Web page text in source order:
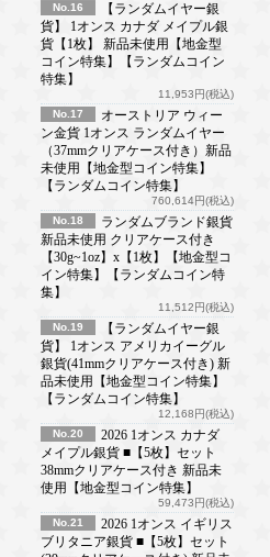
No.16
【ランダムイヤー銀
貨】 1オンス カナダ メイプル銀
貨【1枚】 新品未使用【地金型
コイン特集】【ランダムコイン
特集】
11,953円(税込)
No.17
オーストリア ウィー
ン金貨 1オンス ランダムイヤー
（37mmクリアケース付き）新品
未使用【地金型コイン特集】
【ランダムコイン特集】
760,614円(税込)
No.18
ランダムブランド銀貨
新品未使用 クリアケース付き
【30g~1oz】x【1枚】【地金型コ
イン特集】【ランダムコイン特
集】
11,512円(税込)
No.19
【ランダムイヤー銀
貨】 1オンス アメリカイーグル
銀貨(41mmクリアケース付き) 新
品未使用【地金型コイン特集】
【ランダムコイン特集】
12,168円(税込)
No.20
2026 1オンス カナダ
メイプル銀貨 ■【5枚】セット
38mmクリアケース付き 新品未
使用【地金型コイン特集】
59,473円(税込)
No.21
2026 1オンス イギリス
ブリタニア銀貨 ■【5枚】セット